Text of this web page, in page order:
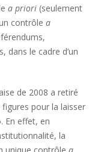
a priori (seulement
contrôle a
dans le cadre d’un
de 2008 a retiré
figures pour la laisser
En effet, en
la